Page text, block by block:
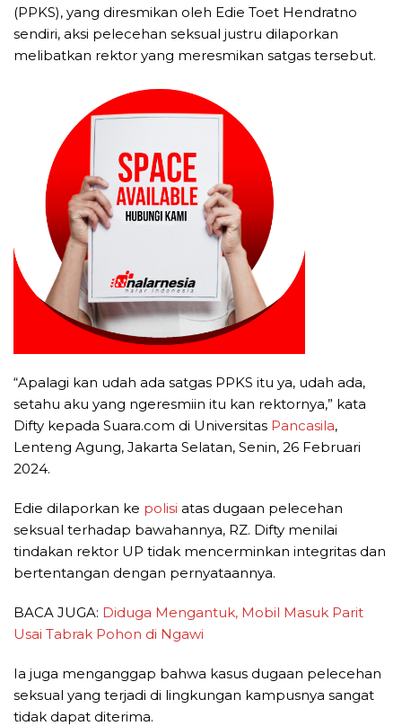
(PPKS), yang diresmikan oleh Edie Toet Hendratno
sendiri, aksi pelecehan seksual justru dilaporkan
melibatkan rektor yang meresmikan satgas tersebut.
“Apalagi kan udah ada satgas PPKS itu ya, udah ada,
setahu aku yang ngeresmiin itu kan rektornya,” kata
Difty kepada Suara.com di Universitas Pancasila,
Lenteng Agung, Jakarta Selatan, Senin, 26 Februari
2024.
Edie dilaporkan ke polisi atas dugaan pelecehan
seksual terhadap bawahannya, RZ. Difty menilai
tindakan rektor UP tidak mencerminkan integritas dan
bertentangan dengan pernyataannya.
BACA JUGA: Diduga Mengantuk, Mobil Masuk Parit
Usai Tabrak Pohon di Ngawi
Ia juga menganggap bahwa kasus dugaan pelecehan
seksual yang terjadi di lingkungan kampusnya sangat
tidak dapat diterima.